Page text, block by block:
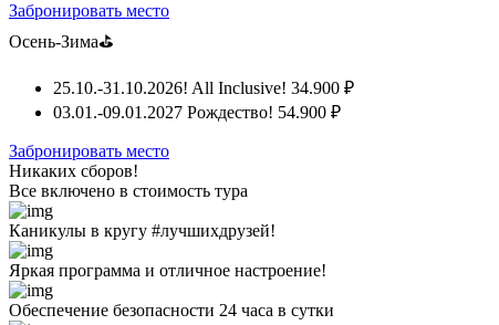
Забронировать место
Осень-Зима⛳
25.10.-31.10.2026! All Inclusive! 34.900 ₽
03.01.-09.01.2027 Рождество! 54.900 ₽
Забронировать место
Никаких сборов!
Все включено в стоимость тура
Каникулы в кругу #лучшихдрузей!
Яркая программа и отличное настроение!
Обеспечение безопасности 24 часа в сутки